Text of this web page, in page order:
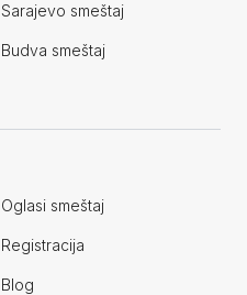
Sarajevo smeštaj
Budva smeštaj
Oglasi smeštaj
Registracija
Blog